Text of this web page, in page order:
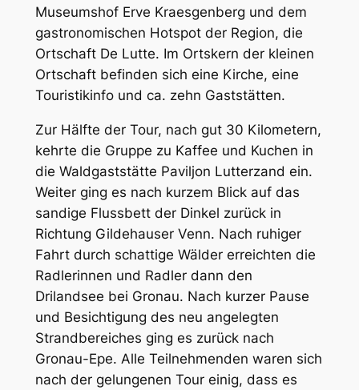
Museumshof Erve Kraesgenberg und dem
gastronomischen Hotspot der Region, die
Ortschaft De Lutte. Im Ortskern der kleinen
Ortschaft befinden sich eine Kirche, eine
Touristikinfo und ca. zehn Gaststätten.
Zur Hälfte der Tour, nach gut 30 Kilometern,
kehrte die Gruppe zu Kaffee und Kuchen in
die Waldgaststätte Paviljon Lutterzand ein.
Weiter ging es nach kurzem Blick auf das
sandige Flussbett der Dinkel zurück in
Richtung Gildehauser Venn. Nach ruhiger
Fahrt durch schattige Wälder erreichten die
Radlerinnen und Radler dann den
Drilandsee bei Gronau. Nach kurzer Pause
und Besichtigung des neu angelegten
Strandbereiches ging es zurück nach
Gronau-Epe. Alle Teilnehmenden waren sich
nach der gelungenen Tour einig, dass es